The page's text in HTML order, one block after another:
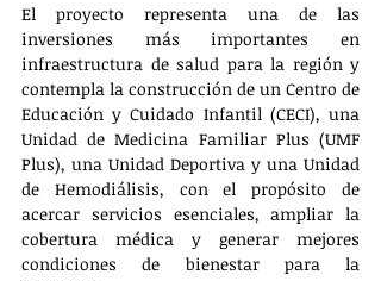
El proyecto representa una de las
inversiones más importantes en
infraestructura de salud para la región y
contempla la construcción de un Centro de
Educación y Cuidado Infantil (CECI), una
Unidad de Medicina Familiar Plus (UMF
Plus), una Unidad Deportiva y una Unidad
de Hemodiálisis, con el propósito de
acercar servicios esenciales, ampliar la
cobertura médica y generar mejores
condiciones de bienestar para la